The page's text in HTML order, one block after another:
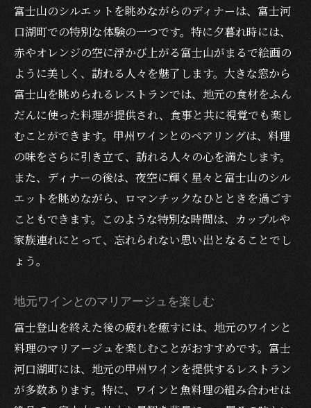
富士山のシルエットを眺めながらのディナーは、富士河
口湖町での特別な体験の一つです。特に夕暮れ時には、
赤やオレンジの空に浮かび上がる富士山がまるで絵画の
ように美しく、訪れる人々を魅了します。大きな窓から
富士山を眺められるレストランでは、地元の食材をふん
だんに使った料理が提供され、食事と共に視覚でも楽し
むことができます。甲州ワインとのペアリングは、料理
の味をさらに引き立て、訪れる人々の心を満たします。
また、ディナーの後は、夜空に輝く星々と富士山のシル
エットを眺めながら、ロマンチックなひとときを過ごす
こともできます。このような特別な時間は、カップルや
家族連れにとって、忘れられない思い出となることでし
ょう。
地元ワインとのマリアージュを楽しむ
富士登山を終えた後の疲れを癒すには、地元のワインと
料理のマリアージュを楽しむことがおすすめです。富士
河口湖町には、地元の甲州ワインを提供するレストラン
が多数あります。特に、ワインと魚料理の組み合わせは